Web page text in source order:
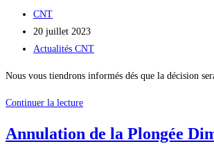
DIMANCHE
23
Juillet
Auteur/autrice
de
la
CNT
Publication
publiée :
20 juillet 2023
Post
Actualités CNT
Nous vous tiendrons informés dés que la décision
Continuer la lecturePlongée
Dimanche
Annulation de la Plongée